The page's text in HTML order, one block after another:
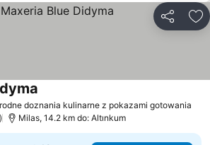
doznania kulinarne z pokazami gotowania
Milas, 14.2 km do: Altınkum